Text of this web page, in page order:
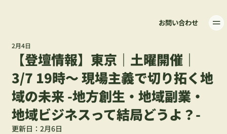
お問い合わせ
【登壇情報】東京｜土曜開催｜
3/7 19時〜 現場主義で切り拓く地
域の未来 -地方創生・地域副業・
地域ビジネスって結局どうよ？-
2月4日
更新日：2月6日